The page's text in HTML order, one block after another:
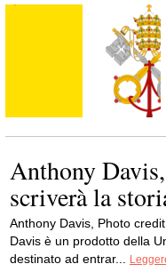
Anthony
scriverà la
Anthony Davis, Photo
Davis è un prodotto della
destinato ad entrar...